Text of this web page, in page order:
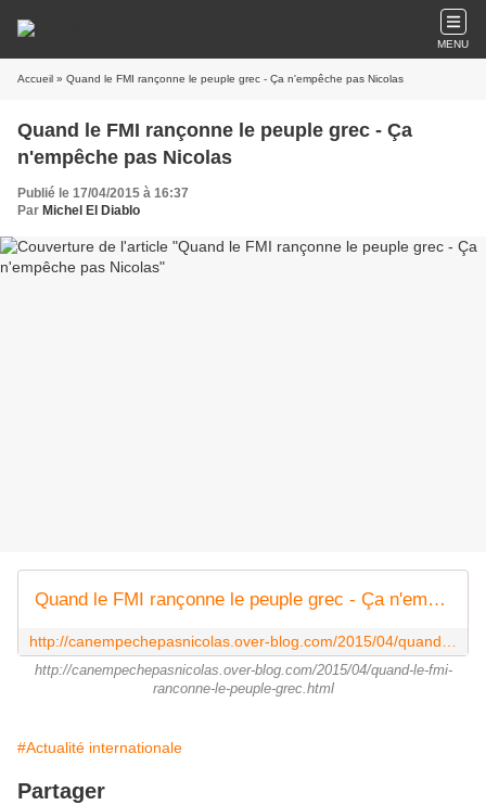
MENU
Accueil » Quand le FMI rançonne le peuple grec - Ça n'empêche pas Nicolas
Quand le FMI rançonne le peuple grec - Ça
n'empêche pas Nicolas
Publié le 17/04/2015 à 16:37
Par Michel El Diablo
Quand le FMI rançonne le peuple grec - Ça n'empêche pas Nicolas
http://canempechepasnicolas.over-blog.com/2015/04/quand-le-fmi-
ranconne-le-peuple-grec.html
#Actualité internationale
Partager